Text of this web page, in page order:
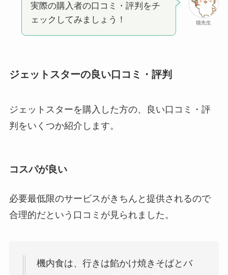
猫先生
実際の購入者の口コミ・評判をチ
ェックしてみましょう！
ジェットスターの良い口コミ・評判
ジェットスターを購入した方の、良い口コミ・評
判をいくつか紹介します。
コスパが良い
必要最低限のサービスがきちんと提供されるので
合理的だという口コミが見られました。
機内食は、行きは餡かけ焼きそばとバ